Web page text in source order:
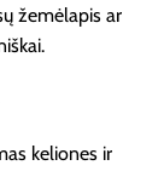
žemėlapis ar
keliones ir